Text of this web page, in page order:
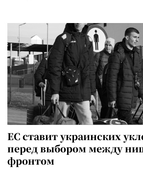
ЕС ставит украинских
перед выбором между
фронтом